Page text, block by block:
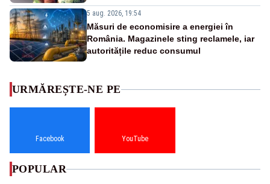
5 aug. 2026, 19:54
Măsuri de economisire a energiei în
România. Magazinele sting reclamele, iar
autoritățile reduc consumul
URMĂREȘTE-NE PE
Facebook YouTube
POPULAR